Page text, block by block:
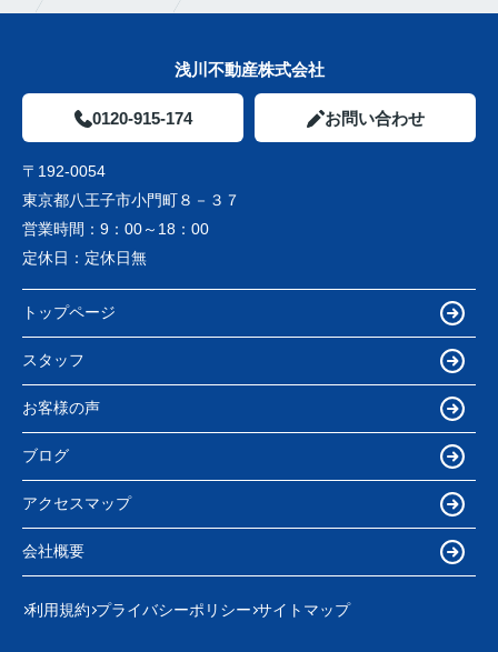
浅川不動産株式会社
0120-915-174 お問い合わせ
〒192-0054
東京都八王子市小門町８－３７
営業時間： 9：00～18：00
定休日： 定休日無
トップページ
スタッフ
お客様の声
ブログ
アクセスマップ
会社概要
利用規約 プライバシーポリシー サイトマップ